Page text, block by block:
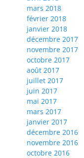
mars 2018
février 2018
janvier 2018
décembre 2017
novembre 2017
octobre 2017
août 2017
juillet 2017
juin 2017
mai 2017
mars 2017
janvier 2017
décembre 2016
novembre 2016
octobre 2016